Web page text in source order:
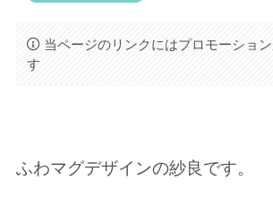
当ページのリンクにはプロモーショ
す
ふわマグデザインの紗良です。